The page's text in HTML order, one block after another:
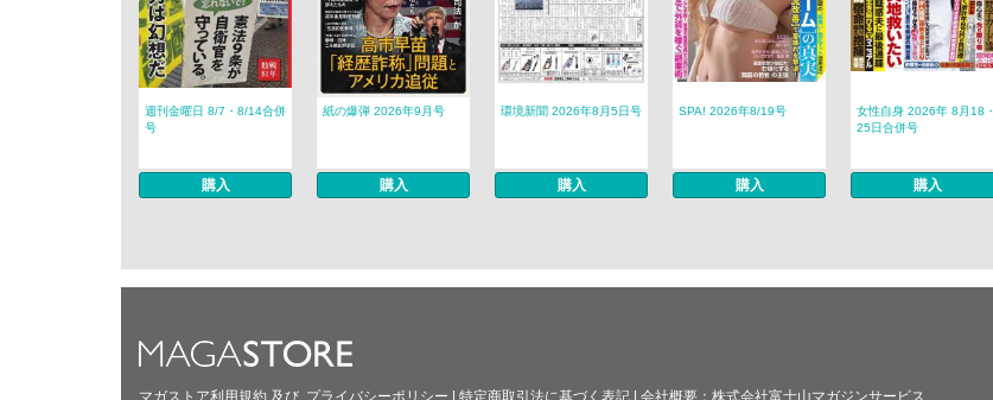
週刊金曜日 8/7・8/14合併
号
購入
紙の爆弾 2026年9月号
購入
環境新聞 2026年8月5日号
購入
SPA! 2026年8/19号
購入
女性自身 2026年 8月18・
25日合併号
購入